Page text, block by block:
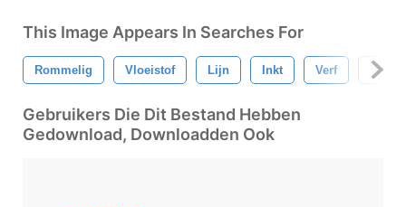
This Image Appears In Searches For
Rommelig Vloeistof Lijn Inkt Verf Vorm
Gebruikers Die Dit Bestand Hebben
Gedownload, Downloadden Ook